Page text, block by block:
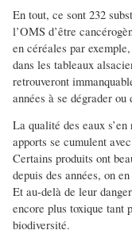
En tout, ce sont 232
l’OMS d’être
en céréales par
dans les tableaux
retrouveront
années à se dégrader ou
La qualité des eaux
apports se cumulent
Certains produits ont
depuis des années, on
Et au-delà de leur
encore plus toxique tant
biodiversité.